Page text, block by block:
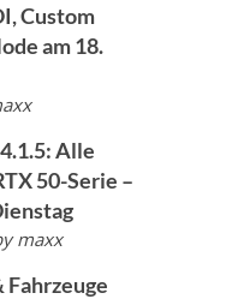
Custom
am 18.
Alle
50-Serie –
maxx